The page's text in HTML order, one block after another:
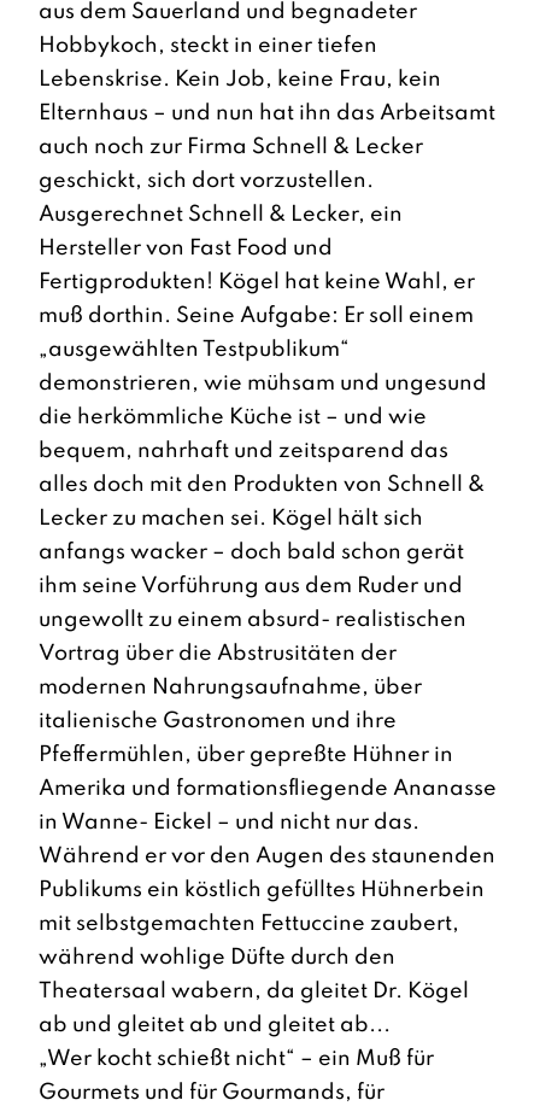
aus dem Sauerland und begnadeter
Hobbykoch, steckt in einer tiefen
Lebenskrise. Kein Job, keine Frau, kein
Elternhaus – und nun hat ihn das Arbeitsamt
auch noch zur Firma Schnell & Lecker
geschickt, sich dort vorzustellen.
Ausgerechnet Schnell & Lecker, ein
Hersteller von Fast Food und
Fertigprodukten! Kögel hat keine Wahl, er
muß dorthin. Seine Aufgabe: Er soll einem
„ausgewählten Testpublikum“
demonstrieren, wie mühsam und ungesund
die herkömmliche Küche ist – und wie
bequem, nahrhaft und zeitsparend das
alles doch mit den Produkten von Schnell &
Lecker zu machen sei. Kögel hält sich
anfangs wacker – doch bald schon gerät
ihm seine Vorführung aus dem Ruder und
ungewollt zu einem absurd- realistischen
Vortrag über die Abstrusitäten der
modernen Nahrungsaufnahme, über
italienische Gastronomen und ihre
Pfeffermühlen, über gepreßte Hühner in
Amerika und formationsfliegende Ananasse
in Wanne- Eickel – und nicht nur das.
Während er vor den Augen des staunenden
Publikums ein köstlich gefülltes Hühnerbein
mit selbstgemachten Fettuccine zaubert,
während wohlige Düfte durch den
Theatersaal wabern, da gleitet Dr. Kögel
ab und gleitet ab und gleitet ab...
„Wer kocht schießt nicht“ – ein Muß für
Gourmets und für Gourmands, für